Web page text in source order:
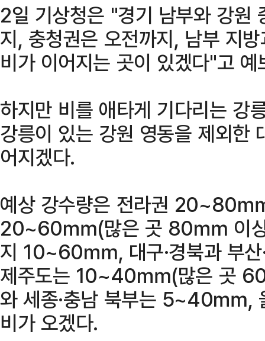
2일 기상청은 "경기 남부와 강원
지, 충청권은 오전까지, 남부 지
비가 이어지는 곳이 있겠다"고 예
하지만 비를 애타게 기다리는 강
강릉이 있는 강원 영동을 제외한
어지겠다.
예상 강수량은 전라권 20~80
20~60㎜(많은 곳 80㎜ 이상),
지 10~60㎜, 대구·경북과 부
제주도는 10~40㎜(많은 곳
와 세종·충남 북부는 5~40㎜,
비가 오겠다.